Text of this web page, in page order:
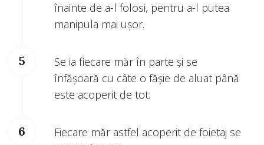
înainte de a-l folosi, pentru a-l putea
manipula mai ușor.
Se ia fiecare măr în parte și se
înfășoară cu câte o fășie de aluat până
este acoperit de tot.
Fiecare măr astfel acoperit de foietaj se